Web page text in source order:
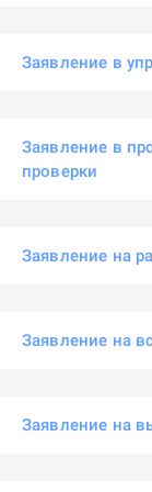
Заявление в
Заявление в
проверки
Заявление на
Заявление на
Заявление на